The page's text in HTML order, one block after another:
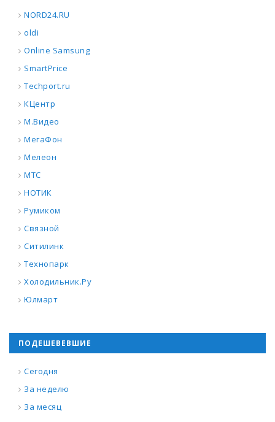
NORD24.RU
oldi
Online Samsung
SmartPrice
Techport.ru
КЦентр
М.Видео
МегаФон
Мелеон
МТС
НОТИК
Румиком
Связной
Ситилинк
Технопарк
Холодильник.Ру
Юлмарт
ПОДЕШЕВЕВШИЕ
Сегодня
За неделю
За месяц